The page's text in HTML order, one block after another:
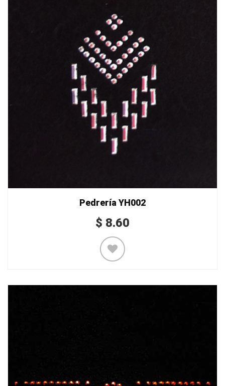
Pedrería YH002
$ 8.60